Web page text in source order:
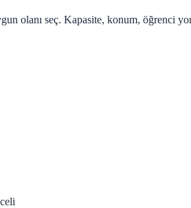
olanı seç. Kapasite, konum, öğrenci